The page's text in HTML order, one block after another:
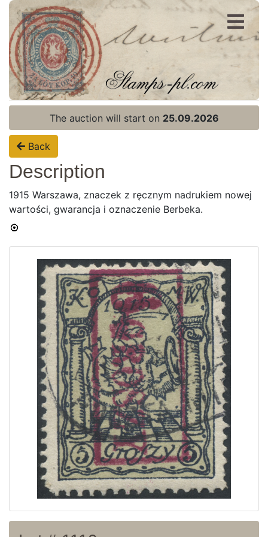
Register
Login
Home page
Current auction
Recent result
Archive
Regulation
Contact
The auction will start on 25.09.2026
Back
Description
1915 Warszawa, znaczek z ręcznym nadrukiem nowej
wartości, gwarancja i oznaczenie Berbeka.